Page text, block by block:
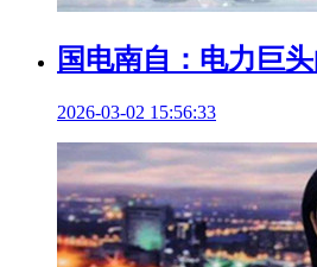
国电南自：电力巨
2026-03-02 15:56:33